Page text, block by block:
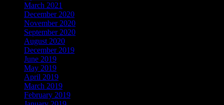
March 2021
December 2020
November 2020
September 2020
August 2020
December 2019
June 2019
May 2019
April 2019
March 2019
February 2019